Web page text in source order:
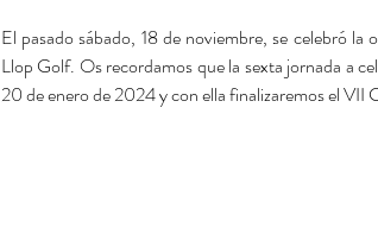
El pasado sábado, 18 de noviembre, se celebró
Llop Golf. Os recordamos que la sexta jornada a
20 de enero de 2024 y con ella finalizaremos el VII